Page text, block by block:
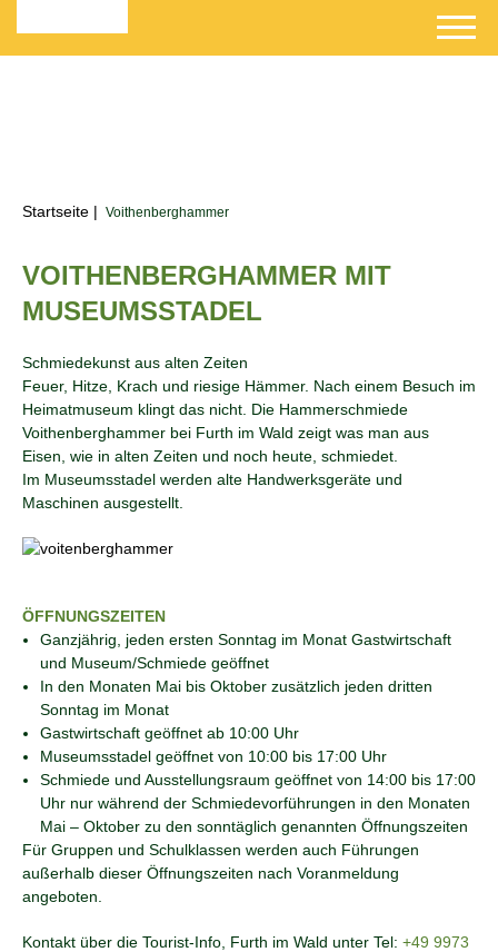
Startseite | Voithenberghammer
VOITHENBERGHAMMER MIT
MUSEUMSSTADEL
Schmiedekunst aus alten Zeiten
Feuer, Hitze, Krach und riesige Hämmer. Nach einem Besuch im
Heimatmuseum klingt das nicht. Die Hammerschmiede
Voithenberghammer bei Furth im Wald zeigt was man aus
Eisen, wie in alten Zeiten und noch heute, schmiedet.
Im Museumsstadel werden alte Handwerksgeräte und
Maschinen ausgestellt.
ÖFFNUNGSZEITEN
Ganzjährig, jeden ersten Sonntag im Monat Gastwirtschaft
und Museum/Schmiede geöffnet
In den Monaten Mai bis Oktober zusätzlich jeden dritten
Sonntag im Monat
Gastwirtschaft geöffnet ab 10:00 Uhr
Museumsstadel geöffnet von 10:00 bis 17:00 Uhr
Schmiede und Ausstellungsraum geöffnet von 14:00 bis 17:00
Uhr nur während der Schmiedevorführungen in den Monaten
Mai – Oktober zu den sonntäglich genannten Öffnungszeiten
Für Gruppen und Schulklassen werden auch Führungen
außerhalb dieser Öffnungszeiten nach Voranmeldung
angeboten.
Kontakt über die Tourist-Info, Furth im Wald unter Tel: +49 9973